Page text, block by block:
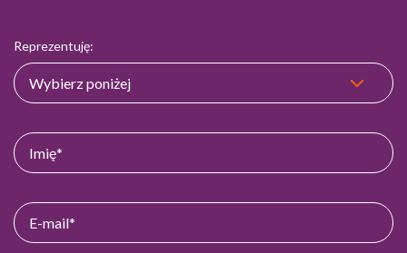
Reprezentuję: